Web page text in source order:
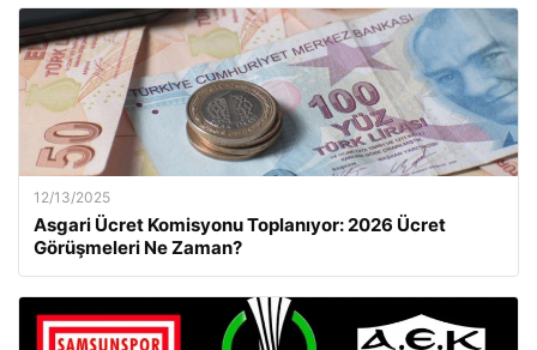
12/13/2025
Asgari Ücret Komisyonu Toplanıyor: 2026 Ücret
Görüşmeleri Ne Zaman?